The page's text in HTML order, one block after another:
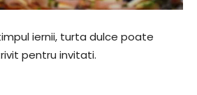
iernii, turta dulce poate
pentru invitati.